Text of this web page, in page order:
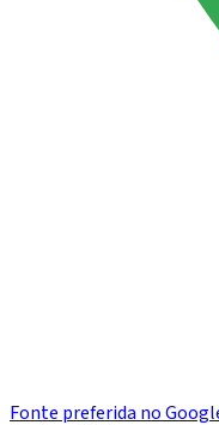
Fonte preferida no